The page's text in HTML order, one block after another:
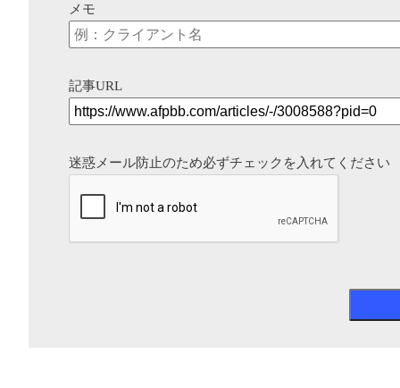
メモ
記事URL
迷惑メール防止のため必ずチェックを入れてください